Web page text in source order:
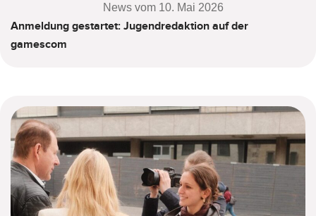
News vom 10. Mai 2026
Anmeldung gestartet: Jugendredaktion auf der
gamescom